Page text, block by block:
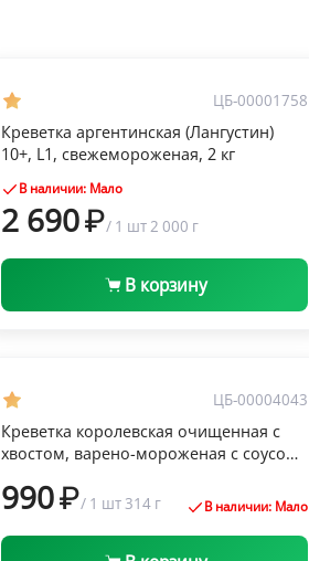
Заморозка ЦБ-00001758
Креветка аргентинская (Лангустин)
10+, L1, свежемороженая, 2 кг
2 690 / 1 шт2 000 г
В наличии: Мало
В корзину
Заморозка ЦБ-00004043
Креветка королевская очищенная с
хвостом, варено-мороженая с соусом
990 / 1 шт 314 г В наличии: Мало